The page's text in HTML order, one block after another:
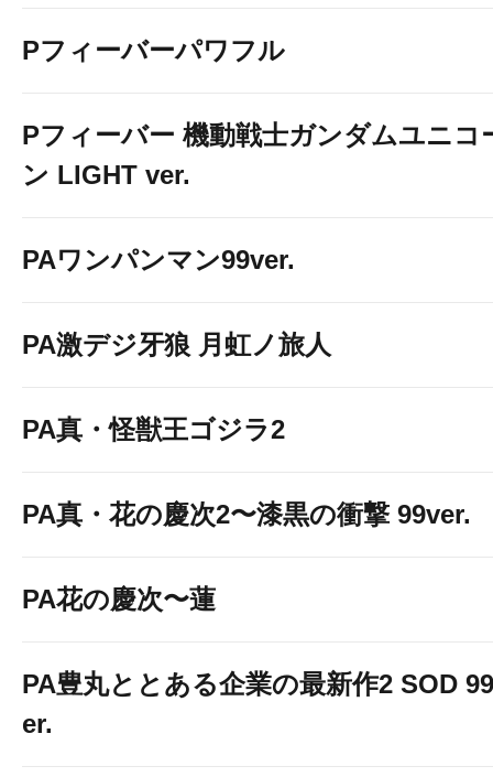
Pフィーバーパワフル
Pフィーバー 機動戦士ガンダムユニコ
ン LIGHT ver.
PAワンパンマン99ver.
PA激デジ牙狼 月虹ノ旅人
PA真・怪獣王ゴジラ2
PA真・花の慶次2〜漆黒の衝撃 99ver.
PA花の慶次〜蓮
PA豊丸ととある企業の最新作2 SOD
er.